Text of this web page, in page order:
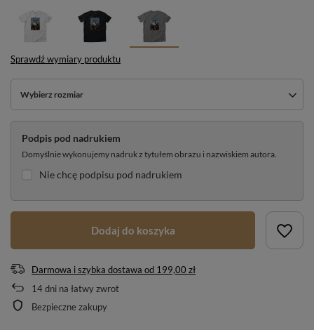
Sprawdź wymiary produktu
Wybierz rozmiar
Podpis pod nadrukiem
Domyślnie wykonujemy nadruk z tytułem obrazu i nazwiskiem autora.
Nie chcę podpisu pod nadrukiem
Dodaj do koszyka
Darmowa i szybka dostawa od 199,00 zł
14dni na łatwy zwrot
Bezpieczne zakupy